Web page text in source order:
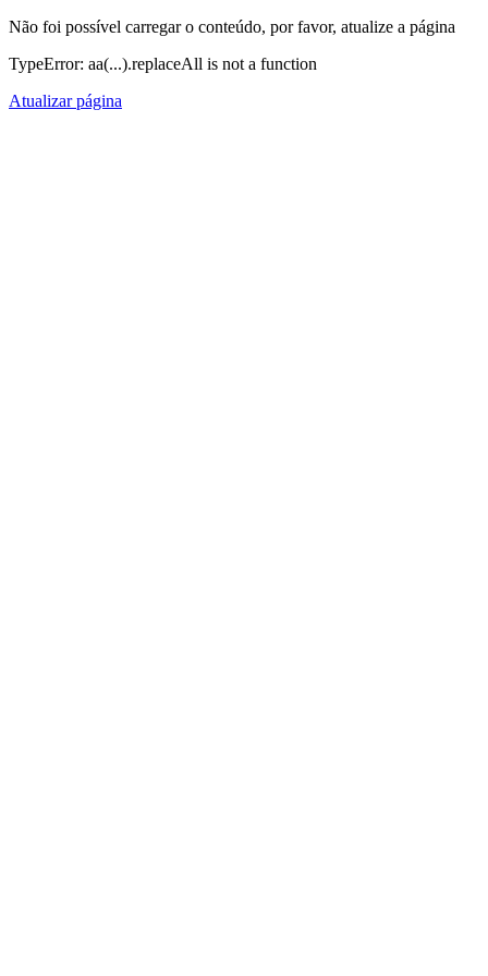
Não foi possível carregar o conteúdo, por favor, atualize a página
TypeError: aa(...).replaceAll is not a function
Atualizar página